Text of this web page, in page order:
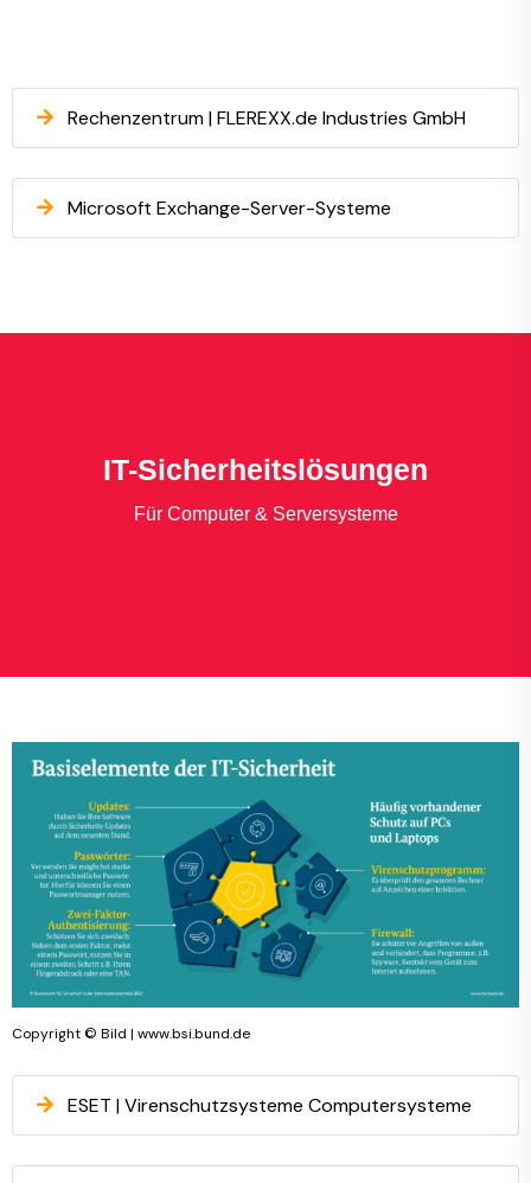
Rechenzentrum | FLEREXX.de Industries GmbH
Microsoft Exchange-Server-Systeme
IT-Sicherheitslösungen
Für Computer & Serversysteme
Copyright © Bild | www.bsi.bund.de
ESET | Virenschutzsysteme Computersysteme